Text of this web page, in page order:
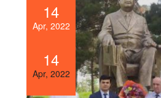
14
Apr, 2022
14
Apr, 2022